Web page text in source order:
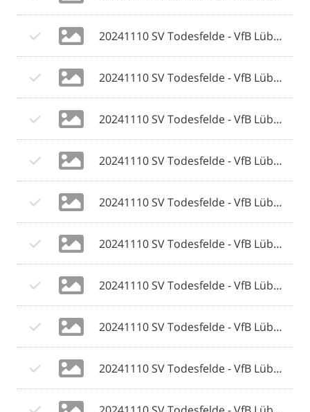
20241110 SV Todesfelde - VfB Lübeck 074 © 2024 Olaf Wegerich.jpg
20241110 SV Todesfelde - VfB Lübeck 075 © 2024 Olaf Wegerich.jpg
20241110 SV Todesfelde - VfB Lübeck 076 © 2024 Olaf Wegerich.jpg
20241110 SV Todesfelde - VfB Lübeck 077 © 2024 Olaf Wegerich.jpg
20241110 SV Todesfelde - VfB Lübeck 078 © 2024 Olaf Wegerich.jpg
20241110 SV Todesfelde - VfB Lübeck 079 © 2024 Olaf Wegerich.jpg
20241110 SV Todesfelde - VfB Lübeck 080 © 2024 Olaf Wegerich.jpg
20241110 SV Todesfelde - VfB Lübeck 081 © 2024 Olaf Wegerich.jpg
20241110 SV Todesfelde - VfB Lübeck 082 © 2024 Olaf Wegerich.jpg